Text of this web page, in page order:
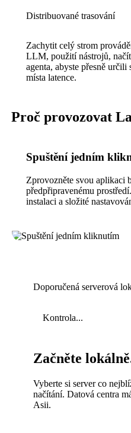
Distribuované trasování
Zachytit celý strom
LLM, použití nástrojů,
agenta, abyste přesně určili
místa latence.
Proč provozovat
Spuštění jedním
Zprovozněte svou aplikaci
předpřipravenému
instalaci a složité
Doporučená serverová
Kontrola...
Začněte
Vyberte si server co
načítání. Datová centra
Asii.